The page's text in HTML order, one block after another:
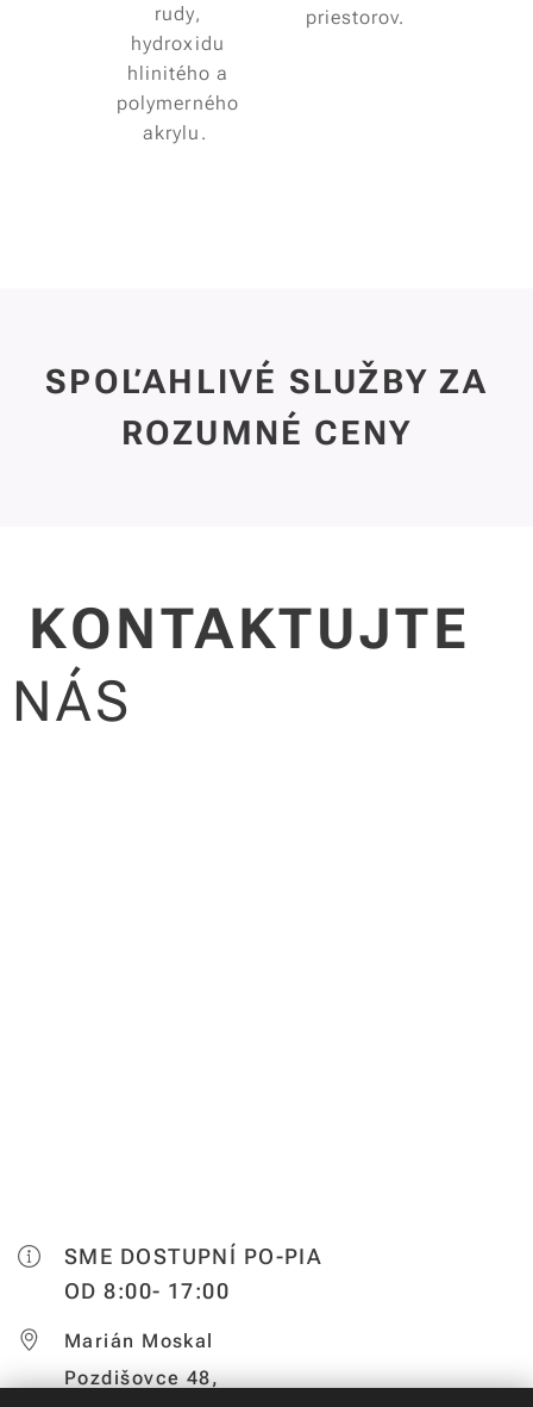
rudy,
hydroxidu
hlinitého a
polymerného
akrylu.
priestorov.
SPOĽAHLIVÉ SLUŽBY ZA
ROZUMNÉ CENY
KONTAKTUJTE
NÁS
SME DOSTUPNÍ PO-PIA
OD 8:00- 17:00
Marián Moskal
Pozdišovce 48,